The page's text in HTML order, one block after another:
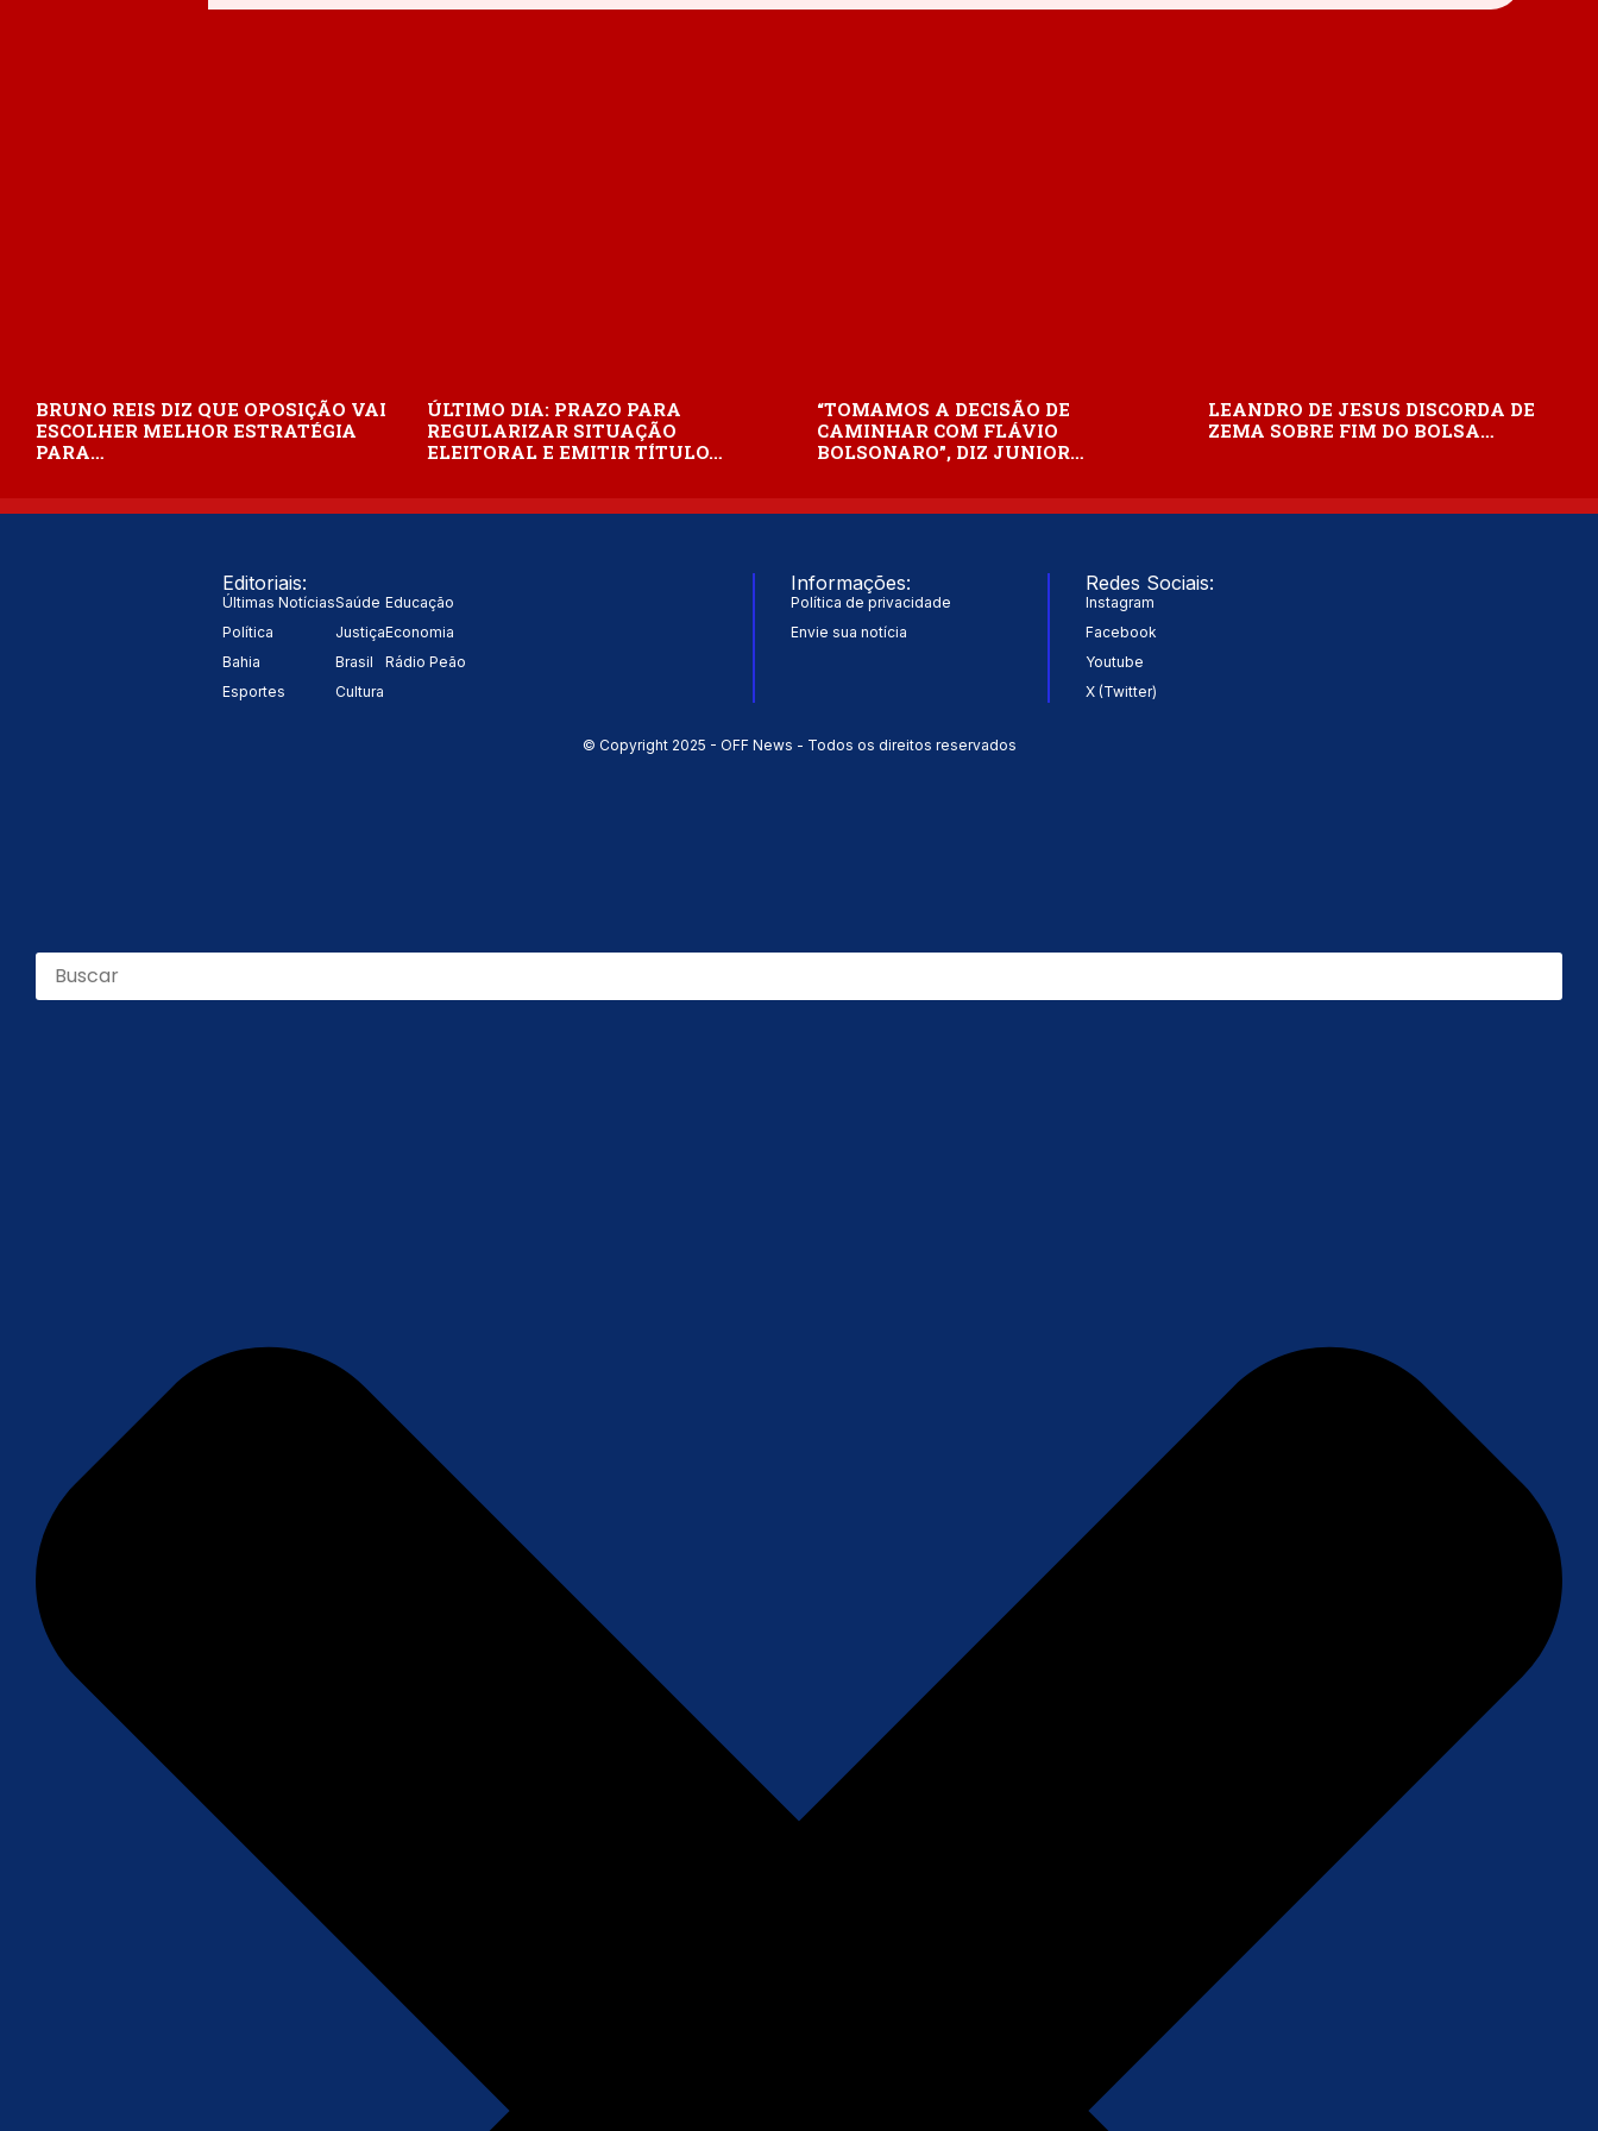
BRUNO REIS DIZ QUE OPOSIÇÃO VAI
ESCOLHER MELHOR ESTRATÉGIA
PARA…
ÚLTIMO DIA: PRAZO PARA
REGULARIZAR SITUAÇÃO
ELEITORAL E EMITIR TÍTULO…
“TOMAMOS A DECISÃO DE
CAMINHAR COM FLÁVIO
BOLSONARO”, DIZ JUNIOR…
LEANDRO DE JESUS DISCORDA DE
ZEMA SOBRE FIM DO BOLSA…
Editoriais:
Últimas Notícias
Política
Bahia
Esportes
Saúde
Justiça
Brasil
Cultura
Educação
Economia
Rádio Peão
Informações:
Política de privacidade
Envie sua notícia
Redes Sociais:
Instagram
Facebook
Youtube
X (Twitter)
© Copyright 2025 - OFF News - Todos os direitos reservados